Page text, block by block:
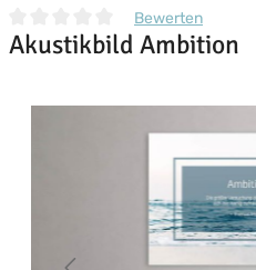
Durchschnittliche Bewertung von
Bewerten
Akustikbild Ambition